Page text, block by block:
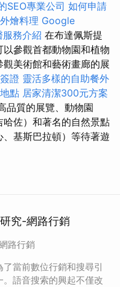
SEO專業公司 如何申請
燴料理 Google
服務介紹 在布達佩斯提
參觀首都動物園和植物
美術館和藝術畫廊的展
證 靈活多樣的自助餐外
點 居家清潔300元方案
品質的展覽、動物園
哈佐）和著名的自然景點
、基斯巴拉頓）等待著遊
究-網路行銷
路行銷
當前數位行銷和搜尋引
語音搜索的興起不僅改